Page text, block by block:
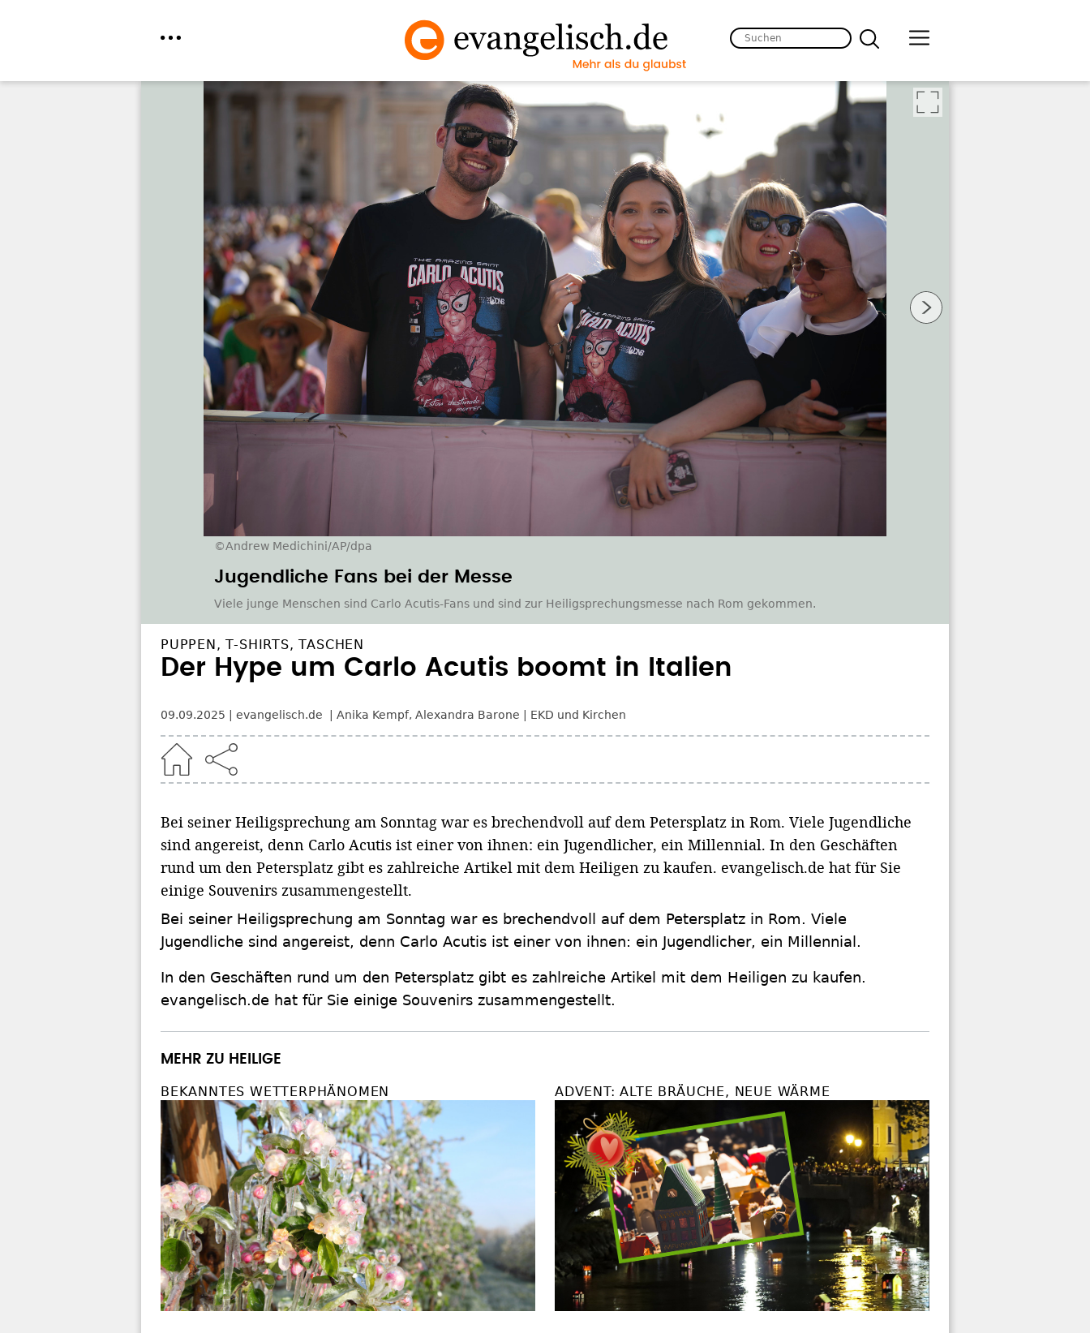
Nächstes Bild
©Andrew Medichini/AP/dpa
Jugendliche Fans bei der Messe
Viele junge Menschen sind Carlo Acutis-Fans und sind zur Heiligsprechungsmesse nach Rom gekommen.
Vollbild an/ausschalten
PUPPEN, T-SHIRTS, TASCHEN
Der Hype um Carlo Acutis boomt in Italien
09.09.2025 evangelisch.de Anika Kempf, Alexandra Barone EKD und Kirchen
Bei seiner Heiligsprechung am Sonntag war es brechendvoll auf dem Petersplatz in Rom. Viele Jugendliche
sind angereist, denn Carlo Acutis ist einer von ihnen: ein Jugendlicher, ein Millennial. In den Geschäften
rund um den Petersplatz gibt es zahlreiche Artikel mit dem Heiligen zu kaufen. evangelisch.de hat für Sie
einige Souvenirs zusammengestellt.
Bei seiner Heiligsprechung am Sonntag war es brechendvoll auf dem Petersplatz in Rom. Viele
Jugendliche sind angereist, denn Carlo Acutis ist einer von ihnen: ein Jugendlicher, ein Millennial.
In den Geschäften rund um den Petersplatz gibt es zahlreiche Artikel mit dem Heiligen zu kaufen.
evangelisch.de hat für Sie einige Souvenirs zusammengestellt.
MEHR ZU HEILIGE
BEKANNTES WETTERPHÄNOMEN ADVENT: ALTE BRÄUCHE, NEUE WÄRME